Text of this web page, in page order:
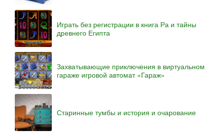
Играть без регистрации в книга Ра и тайны
древнего Египта
Захватывающие приключения в виртуальном
гараже игровой автомат «Гараж»
Старинные тумбы и история и очарование